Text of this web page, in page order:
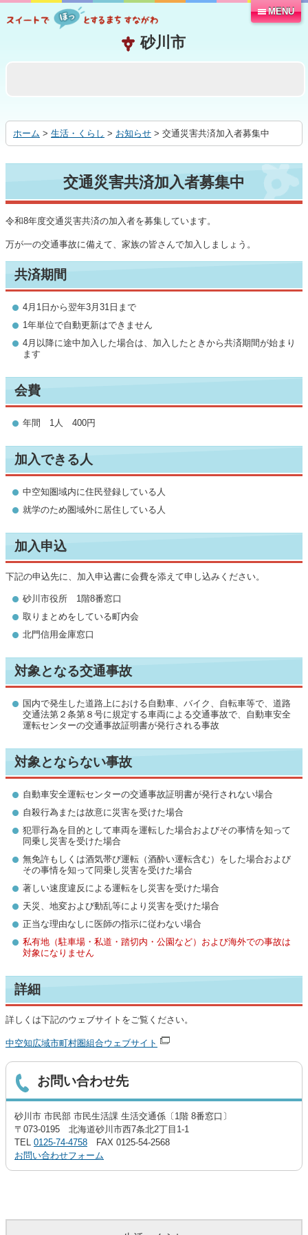
る
MENU
ホーム > 生活・くらし > お知らせ > 交通災害共済加入者募集中
交通災害共済加入者募集中
令和8年度交通災害共済の加入者を募集しています。
万が一の交通事故に備えて、家族の皆さんで加入しましょう。
共済期間
4月1日から翌年3月31日まで
1年単位で自動更新はできません
4月以降に途中加入した場合は、加入したときから共済期間が始まり
ます
会費
年間 1人 400円
加入できる人
中空知圏域内に住民登録している人
就学のため圏域外に居住している人
加入申込
下記の申込先に、加入申込書に会費を添えて申し込みください。
砂川市役所 1階8番窓口
取りまとめをしている町内会
北門信用金庫窓口
対象となる交通事故
国内で発生した道路上における自動車、バイク、自転車等で、道路
交通法第２条第８号に規定する車両による交通事故で、自動車安全
運転センターの交通事故証明書が発行される事故
対象とならない事故
自動車安全運転センターの交通事故証明書が発行されない場合
自殺行為または故意に災害を受けた場合
犯罪行為を目的として車両を運転した場合およびその事情を知って
同乗し災害を受けた場合
無免許もしくは酒気帯び運転（酒酔い運転含む）をした場合および
その事情を知って同乗し災害を受けた場合
著しい速度違反による運転をし災害を受けた場合
天災、地変および動乱等により災害を受けた場合
正当な理由なしに医師の指示に従わない場合
私有地（駐車場・私道・踏切内・公園など）および海外での事故は
対象になりません
​詳細
詳しくは下記のウェブサイトをご覧ください。
中空知広域市町村圏組合ウェブサイト
お問い合わせ先
砂川市 市民部 市民生活課 生活交通係〔1階 8番窓口〕
〒073-0195 北海道砂川市西7条北2丁目1-1
TEL 0125-74-4758 FAX 0125-54-2568
お問い合わせフォーム